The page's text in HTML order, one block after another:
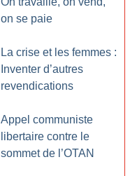
on se paie
La crise et les femmes :
Inventer d’autres
revendications
Appel communiste
libertaire contre le
sommet de l’OTAN